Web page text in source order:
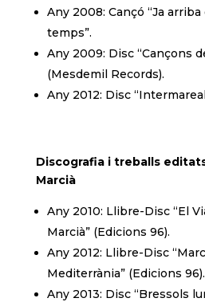
Any 2008: Cançó “Ja
temps”.
Any 2009: Disc “Cançons
(Mesdemil Records).
Any 2012: Disc
Discografia i treballs
Marcià
Any 2010: Llibre-Disc “El
Marcià” (Edicions 96).
Any 2012: Llibre-Disc
Mediterrània” (Edicions 96).
Any 2013: Disc “Bressols